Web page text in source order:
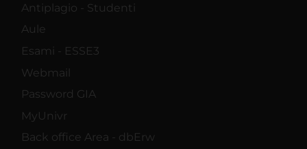
Antiplagio - Studenti
Aule
Esami - ESSE3
Webmail
Password GIA
MyUnivr
Back office Area - dbErw